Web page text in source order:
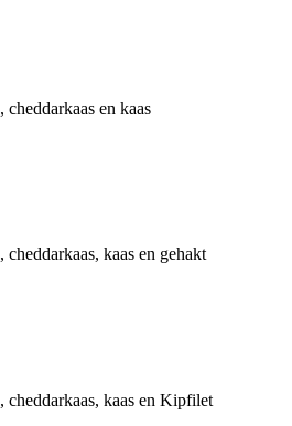
en kaas
kaas en gehakt
cheddarkaas, kaas en Kipfilet